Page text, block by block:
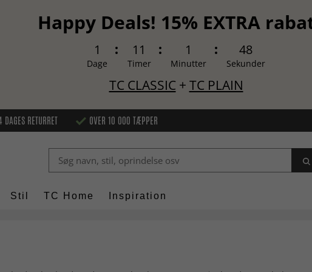
Happy Deals! 15% EXTRA
1
Dage
11
Timer
1
Minutter
47
Sekunder
TC CLASSIC+ TC PLAIN
DAGES RETURRET OVER 10 000 TÆPPER
Stil TC Home Inspiration